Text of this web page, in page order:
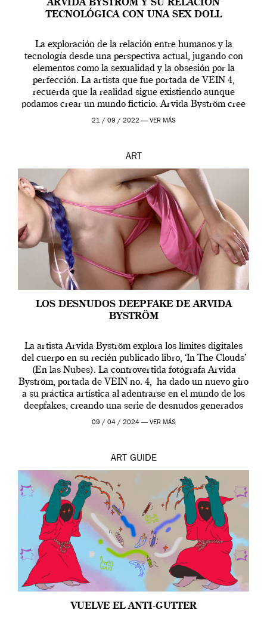
ARVIDA BYSTRÖM Y SU RELACIÓN
TECNOLÓGICA CON UNA SEX DOLL
La exploración de la relación entre humanos y la
tecnología desde una perspectiva actual, jugando con
elementos como la sexualidad y la obsesión por la
perfección. La artista que fue portada de VEIN 4,
recuerda que la realidad sigue existiendo aunque
podamos crear un mundo ficticio. Arvida Byström cree
que los humanos tienen un complejo […]
21 / 09 / 2022 — VER MÁS
ART
LOS DESNUDOS DEEPFAKE DE ARVIDA
BYSTRÖM
La artista Arvida Byström explora los límites digitales
del cuerpo en su recién publicado libro, ‘In The Clouds’
(En las Nubes). La controvertida fotógrafa Arvida
Byström, portada de VEIN no. 4, ha dado un nuevo giro
a su práctica artística al adentrarse en el mundo de los
deepfakes, creando una serie de desnudos generados
por […]
09 / 04 / 2024 — VER MÁS
ART GUIDE
VUELVE EL ANTI-GUTTER